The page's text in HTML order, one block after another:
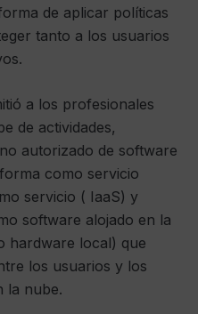
de aplicar políticas
tanto a los usuarios
a los profesionales
de actividades,
autorizado de software
como servicio
servicio ( IaaS) y
software alojado en la
hardware local) que
los usuarios y los
la nube.